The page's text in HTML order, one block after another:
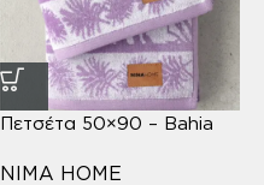
Πετσέτα 50×90 – Bahia
NIMA HOME